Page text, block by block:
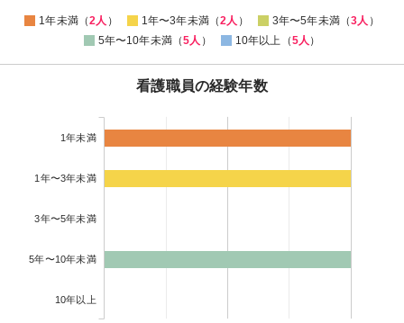
1年未満（2人 ） 1年〜3年未満（2人 ） 3年〜5年未満（3人 ）
5年〜10年未満（5人 ） 10年以上（5人 ）
看護職員の経験年数
1年未満
1年〜3年未満
3年〜5年未満
5年〜10年未満
10年以上